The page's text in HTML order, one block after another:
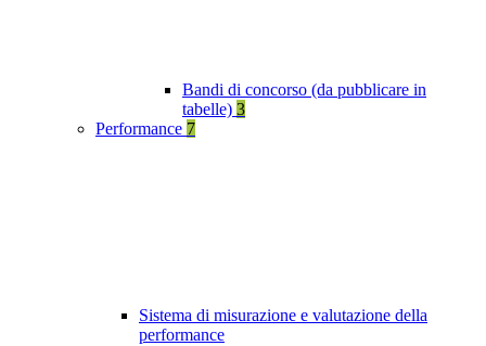
Bandi di concorso (da pubblicare in
tabelle) 3
Performance 7
Sistema di misurazione e valutazione della
performance